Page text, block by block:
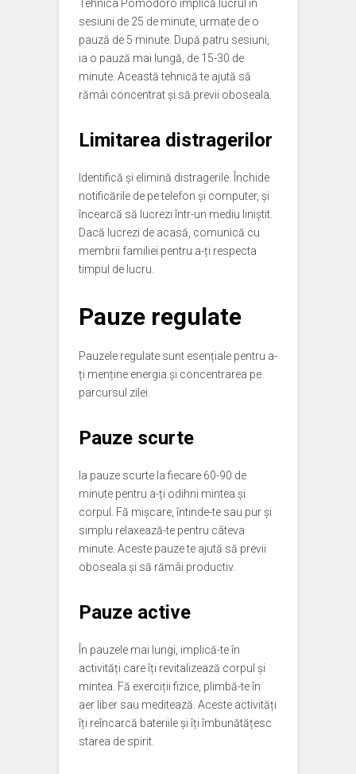
Tehnica Pomodoro implică lucrul în
sesiuni de 25 de minute, urmate de o
pauză de 5 minute. După patru sesiuni,
ia o pauză mai lungă, de 15-30 de
minute. Această tehnică te ajută să
rămâi concentrat și să previi oboseala.
Limitarea distragerilor
Identifică și elimină distragerile. Închide
notificările de pe telefon și computer, și
încearcă să lucrezi într-un mediu liniștit.
Dacă lucrezi de acasă, comunică cu
membrii familiei pentru a-ți respecta
timpul de lucru.
Pauze regulate
Pauzele regulate sunt esențiale pentru a-
ți menține energia și concentrarea pe
parcursul zilei.
Pauze scurte
Ia pauze scurte la fiecare 60-90 de
minute pentru a-ți odihni mintea și
corpul. Fă mișcare, întinde-te sau pur și
simplu relaxează-te pentru câteva
minute. Aceste pauze te ajută să previi
oboseala și să rămâi productiv.
Pauze active
În pauzele mai lungi, implică-te în
activități care îți revitalizează corpul și
mintea. Fă exerciții fizice, plimbă-te în
aer liber sau meditează. Aceste activități
îți reîncarcă bateriile și îți îmbunătățesc
starea de spirit.